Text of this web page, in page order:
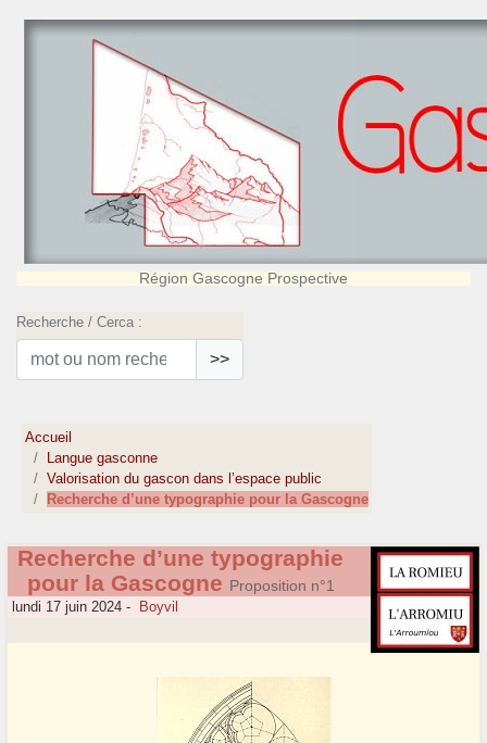
Région Gascogne Prospective
Recherche / Cerca :
>>
Accueil
Langue gasconne
Valorisation du gascon dans l’espace public
Recherche d’une typographie pour la Gascogne
Recherche d’une typographie
pour la Gascogne Proposition n°1
lundi 17 juin 2024 - Boyvil